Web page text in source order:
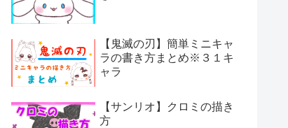
【鬼滅の刃】簡単ミニキャ
ラの書き方まとめ※３１キ
ャラ
【サンリオ】クロミの描き
方